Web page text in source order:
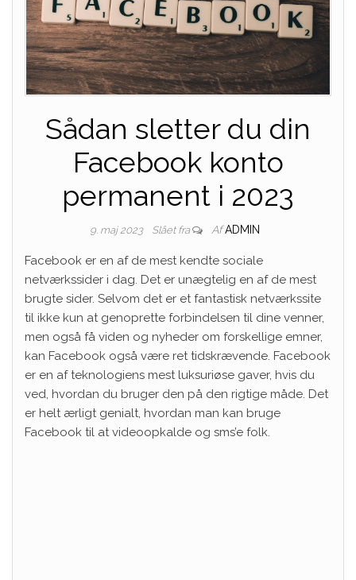
Sådan sletter du din
Facebook konto
permanent i 2023
9. maj 2023 Slået fra Af ADMIN
Facebook er en af ​​de mest kendte sociale
netværkssider i dag. Det er unægtelig en af ​​de mest
brugte sider. Selvom det er et fantastisk netværkssite
til ikke kun at genoprette forbindelsen til dine venner,
men også få viden og nyheder om forskellige emner,
kan Facebook også være ret tidskrævende. Facebook
er en af ​​teknologiens mest luksuriøse gaver, hvis du
ved, hvordan du bruger den på den rigtige måde. Det
er helt ærligt genialt, hvordan man kan bruge
Facebook til at videoopkalde og sms’e folk.